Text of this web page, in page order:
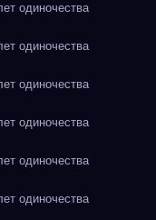
одиночества
одиночества
одиночества
одиночества
одиночества
одиночества